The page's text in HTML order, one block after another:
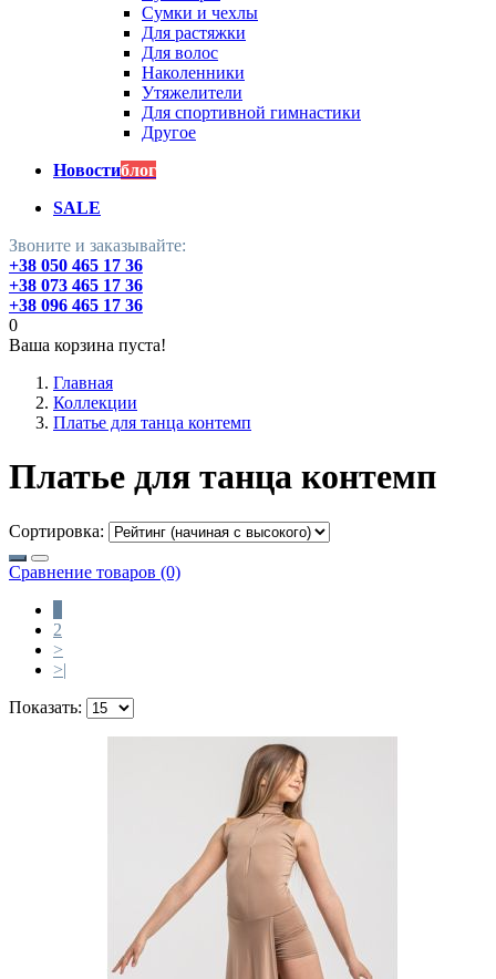
Сумки и чехлы
Для растяжки
Для волос
Наколенники
Утяжелители
Для спортивной гимнастики
Другое
Новостиблог
SALE
Звоните и заказывайте:
+38 050 465 17 36
+38 073 465 17 36
+38 096 465 17 36
0
Ваша корзина пуста!
Главная
Коллекции
Платье для танца контемп
Платье для танца контемп
Сортировка:
Сравнение товаров (0)
2
>
>|
Показать: